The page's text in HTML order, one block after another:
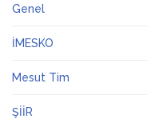
Genel
İMESKO
Mesut Tim
ŞİİR